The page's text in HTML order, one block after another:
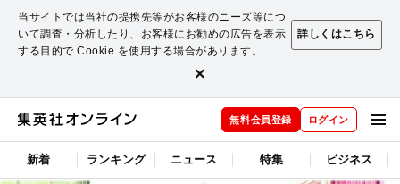
当サイトでは当社の提携先等がお客様のニーズ等につ
いて調査・分析したり、お客様にお勧めの広告を表示
する目的で Cookie を使用する場合があります。
詳しくはこちら
×
無料会員登録 ログイン
新着 ランキング ニュース 特集 ビジネス